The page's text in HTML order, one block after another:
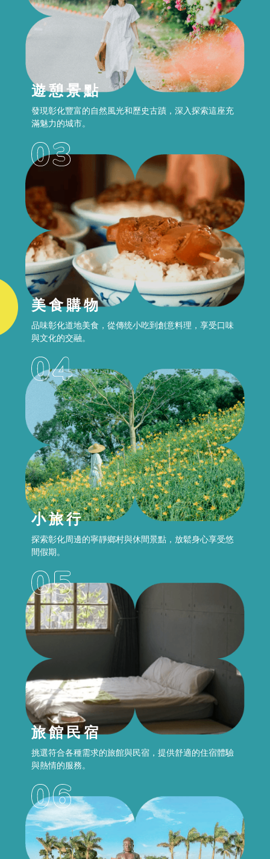
遊憩景點
發現彰化豐富的自然風光和歷史古蹟，深入探索這座充
滿魅力的城市。
美食購物
品味彰化道地美食，從傳统小吃到創意料理，享受口味
與文化的交融。
小旅行
探索彰化周邊的寧靜鄉村與休間景點，放鬆身心享受悠
間假期。
旅館民宿
挑選符合各種需求的旅館與民宿，提供舒適的住宿體驗
與熱情的服務。